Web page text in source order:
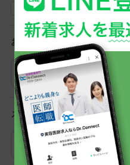
その他
お名前
メールアドレス